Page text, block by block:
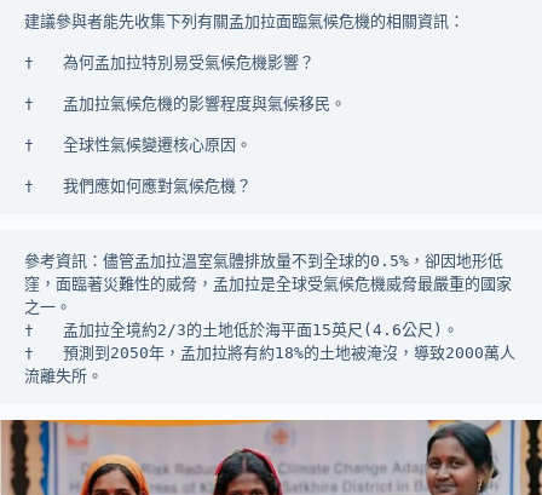
建議參與者能先收集下列有關孟加拉面臨氣候危機的相關資訊：
†	為何孟加拉特別易受氣候危機影響？
†	孟加拉氣候危機的影響程度與氣候移民。
†	全球性氣候變遷核心原因。
†	我們應如何應對氣候危機？
參考資訊：儘管孟加拉溫室氣體排放量不到全球的0.5%，卻因地形低
窪，面臨著災難性的威脅，孟加拉是全球受氣候危機威脅最嚴重的國家
之一。
†	孟加拉全境約2/3的土地低於海平面15英尺(4.6公尺)。
†	預測到2050年，孟加拉將有約18%的土地被淹沒，導致2000萬人
流離失所。